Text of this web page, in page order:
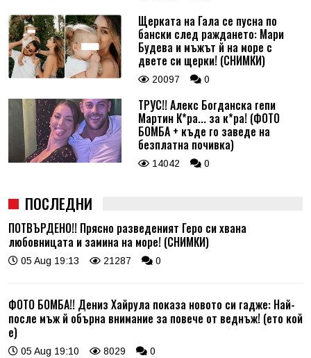
Щерката на Гала се пусна по
бански след раждането: Мари
Будева и мъжът й на море с
двете си щерки! (СНИМКИ)
20097 0
ТРУС!! Алекс Богданска гепи
Мартин К*ра... за к*ра! (ФОТО
БОМБА + къде го заведе на
безплатна почивка)
14042 0
ПОСЛЕДНИ
ПОТВЪРДЕНО!! Прясно разведеният Геро си хвана
любовницата и замина на море! (СНИМКИ)
05 Aug 19:13 21287 0
ФОТО БОМБА!! Дениз Хайрула показа новото си гадже: Най-
после мъж й обърна внимание за повече от веднъж! (ето кой
е)
05 Aug 19:10 8029 0